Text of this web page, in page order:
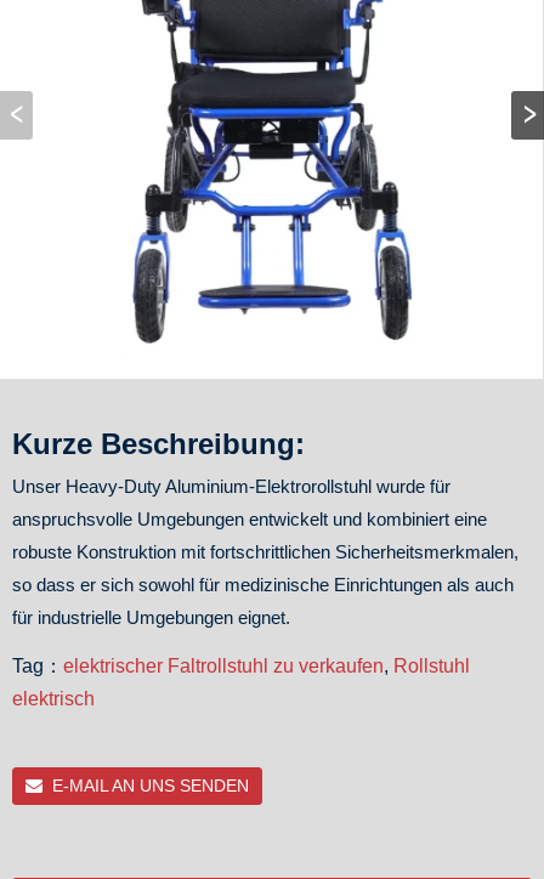
Kurze Beschreibung:
Unser Heavy-Duty Aluminium-Elektrorollstuhl wurde für
anspruchsvolle Umgebungen entwickelt und kombiniert eine
robuste Konstruktion mit fortschrittlichen Sicherheitsmerkmalen,
so dass er sich sowohl für medizinische Einrichtungen als auch
für industrielle Umgebungen eignet.
Tag： elektrischer Faltrollstuhl zu verkaufen, Rollstuhl
elektrisch
E-MAIL AN UNS SENDEN